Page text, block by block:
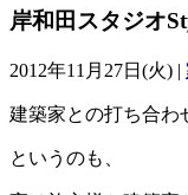
岸和田スタジオ
2012年11月27日(火) |
建築家との打ち合わ
というのも、